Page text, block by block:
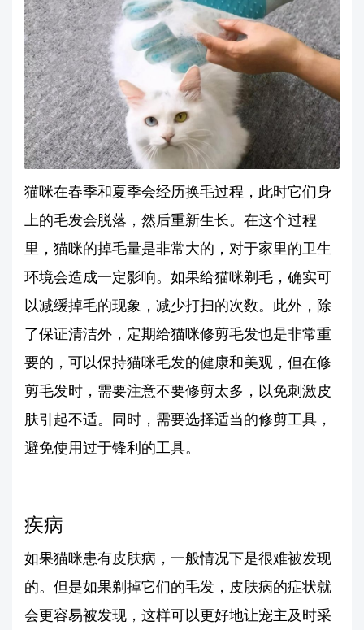
猫咪在春季和夏季会经历换毛过程，此时它们身
上的毛发会脱落，然后重新生长。在这个过程
里，猫咪的掉毛量是非常大的，对于家里的卫生
环境会造成一定影响。如果给猫咪剃毛，确实可
以减缓掉毛的现象，减少打扫的次数。此外，除
了保证清洁外，定期给猫咪修剪毛发也是非常重
要的，可以保持猫咪毛发的健康和美观，但在修
剪毛发时，需要注意不要修剪太多，以免刺激皮
肤引起不适。同时，需要选择适当的修剪工具，
避免使用过于锋利的工具。
疾病
如果猫咪患有皮肤病，一般情况下是很难被发现
的。但是如果剃掉它们的毛发，皮肤病的症状就
会更容易被发现，这样可以更好地让宠主及时采